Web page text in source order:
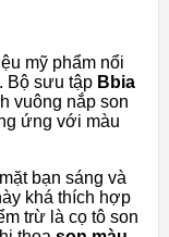
mỹ phẩm nổi
Bộ sưu tập Bbia
vuông nắp son
ứng với màu
bạn sáng và
khá thích hợp
trừ là cọ tô son